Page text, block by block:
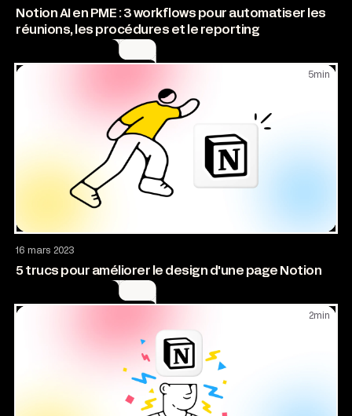
Notion AI en PME : 3 workflows pour automatiser les
réunions, les procédures et le reporting
16 mars 2023
5 trucs pour améliorer le design d'une page Notion
5 min
2 min